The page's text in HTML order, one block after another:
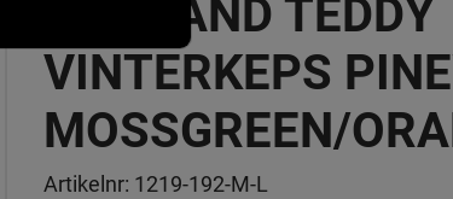
VINTERKEPS
MOSSGREEN/
Artikelnr: 1219-192-M-L